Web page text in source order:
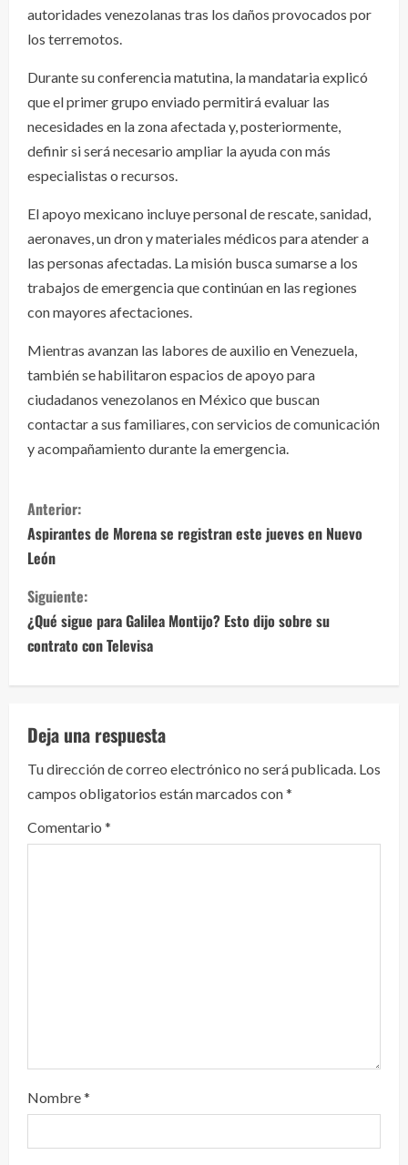
autoridades venezolanas tras los daños provocados por
los terremotos.
Durante su conferencia matutina, la mandataria explicó
que el primer grupo enviado permitirá evaluar las
necesidades en la zona afectada y, posteriormente,
definir si será necesario ampliar la ayuda con más
especialistas o recursos.
El apoyo mexicano incluye personal de rescate, sanidad,
aeronaves, un dron y materiales médicos para atender a
las personas afectadas. La misión busca sumarse a los
trabajos de emergencia que continúan en las regiones
con mayores afectaciones.
Mientras avanzan las labores de auxilio en Venezuela,
también se habilitaron espacios de apoyo para
ciudadanos venezolanos en México que buscan
contactar a sus familiares, con servicios de comunicación
y acompañamiento durante la emergencia.
S
i
g
u
e
l
e
y
e
n
Anterior:
Aspirantes de Morena se registran este jueves en Nuevo
León
Siguiente:
¿Qué sigue para Galilea Montijo? Esto dijo sobre su
contrato con Televisa
Deja una respuesta
Tu dirección de correo electrónico no será publicada. Los
campos obligatorios están marcados con*
Comentario *
Nombre*